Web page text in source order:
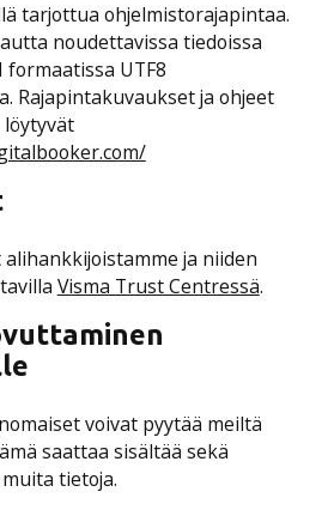
tarjottua ohjelmistorajapintaa.
noudettavissa tiedoissa
formaatissa UTF8
Rajapintakuvaukset ja ohjeet
ja niiden
Visma Trust Centressä.
voivat pyytää meiltä
saattaa sisältää sekä
tietoja.